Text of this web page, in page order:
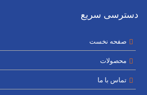
دسترسی سریع
صفحه نخست
محصولات
تماس با ما